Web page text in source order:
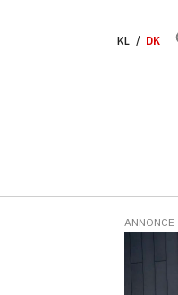
KL DK
ANNONCE